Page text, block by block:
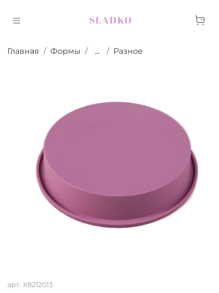
Главная Формы ... Разное
арт. X8212013